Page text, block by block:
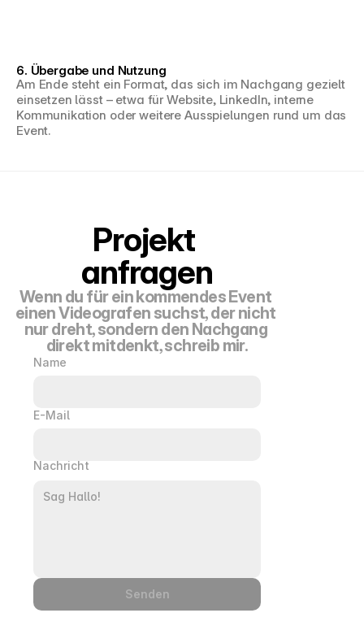
6. Übergabe und Nutzung
Am Ende steht ein Format, das sich im Nachgang gezielt
einsetzen lässt – etwa für Website, LinkedIn, interne
Kommunikation oder weitere Ausspielungen rund um das
Event.
Projekt
anfragen
Wenn du für ein kommendes Event
einen Videografen suchst, der nicht
nur dreht, sondern den Nachgang
direkt mitdenkt, schreib mir.
Name
E-Mail
Nachricht
Senden